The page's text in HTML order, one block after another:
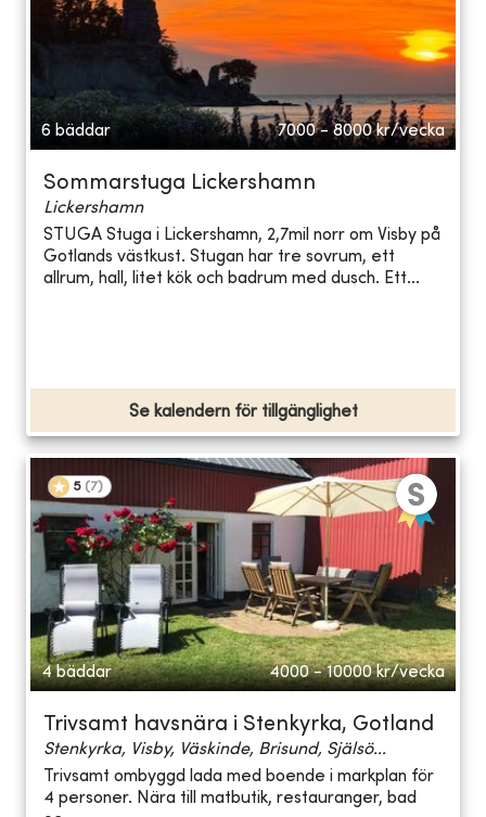
6 bäddar 7000 - 8000 kr/vecka
Sommarstuga Lickershamn
Lickershamn
STUGA Stuga i Lickershamn, 2,7mil norr om Visby på
Gotlands västkust. Stugan har tre sovrum, ett
allrum, hall, litet kök och badrum med dusch. Ett...
Se kalendern för tillgänglighet
5 (7)
4 bäddar 4000 - 10000 kr/vecka
Trivsamt havsnära i Stenkyrka, Gotland
Stenkyrka, Visby, Väskinde, Brisund, Själsö...
Trivsamt ombyggd lada med boende i markplan för
4 personer. Nära till matbutik, restauranger, bad